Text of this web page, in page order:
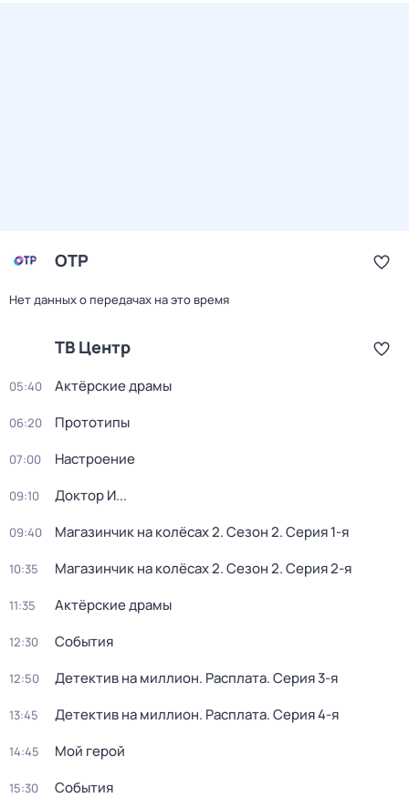
ОТР
Нет данных о передачах на это время
ТВ Центр
05:40 Актёрские драмы
06:20 Прототипы
07:00 Настроение
09:10 Доктор И...
09:40 Магазинчик на колёсах 2. Сезон 2. Серия 1-я
10:35 Магазинчик на колёсах 2. Сезон 2. Серия 2-я
11:35 Актёрские драмы
12:30 События
12:50 Детектив на миллион. Расплата. Серия 3-я
13:45 Детектив на миллион. Расплата. Серия 4-я
14:45 Мой герой
15:30 События